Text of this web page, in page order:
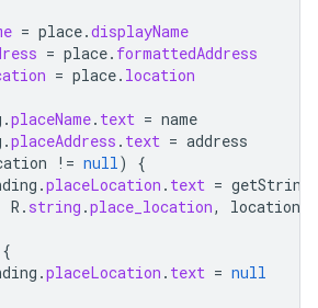
= place.displayName
= place. formattedAddress
= place. location
.placeName. text = name
.placeAddress . text = address
!= null)
{
.placeLocation . text = getString
R . string .place_location, location
{
.placeLocation . text = null